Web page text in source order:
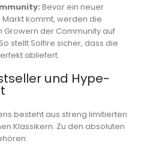
Bevor ein neuer
Markt kommt, werden die
Growern der Community auf
stellt Solfire sicher, dass die
abliefert.
und Hype-
besteht aus streng limitierten
Klassikern. Zu den absoluten